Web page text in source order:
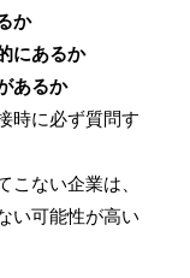
か
にあるか
あるか
時に必ず質問す
こない企業は、
い可能性が高い